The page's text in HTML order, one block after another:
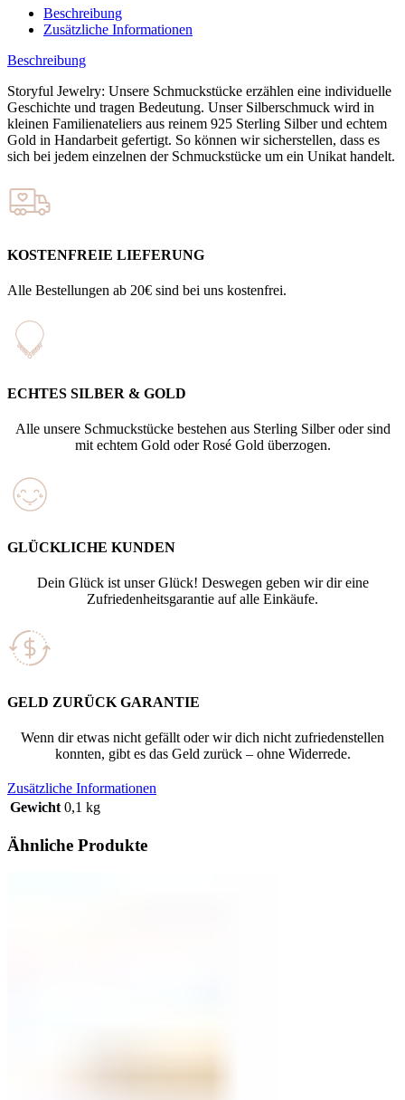
Beschreibung
Zusätzliche Informationen
Beschreibung
Storyful Jewelry: Unsere Schmuckstücke erzählen eine individuelle
Geschichte und tragen Bedeutung. Unser Silberschmuck wird in
kleinen Familienateliers aus reinem 925 Sterling Silber und echtem
Gold in Handarbeit gefertigt. So können wir sicherstellen, dass es
sich bei jedem einzelnen der Schmuckstücke um ein Unikat handelt.
KOSTENFREIE LIEFERUNG
Alle Bestellungen ab 20€ sind bei uns kostenfrei.
ECHTES SILBER & GOLD
Alle unsere Schmuckstücke bestehen aus Sterling Silber oder sind
mit echtem Gold oder Rosé Gold überzogen.
GLÜCKLICHE KUNDEN
Dein Glück ist unser Glück! Deswegen geben wir dir eine
Zufriedenheitsgarantie auf alle Einkäufe.
GELD ZURÜCK GARANTIE
Wenn dir etwas nicht gefällt oder wir dich nicht zufriedenstellen
konnten, gibt es das Geld zurück – ohne Widerrede.
Zusätzliche Informationen
Gewicht 0,1 kg
Ähnliche Produkte